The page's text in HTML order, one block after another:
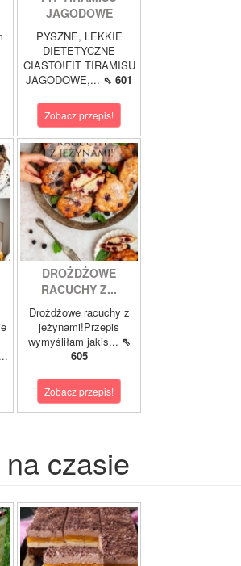
JAGODOWE
PYSZNE, LEKKIE
DIETETYCZNE
CIASTO!FIT TIRAMISU
JAGODOWE,... ⇖ 601
Zobacz przepis!
DROŻDŻOWE
RACUCHY Z...
Drożdżowe racuchy z
jeżynami!Przepis
wymyśliłam jakiś... ⇖
605
Zobacz przepis!
czasie